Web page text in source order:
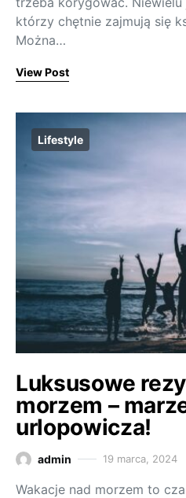
którzy chętnie zajmują się
Można…
View Post
Lifestyle
Luksusowe
morzem –
urlopowicza!
admin 19 marca, 2024
Wakacje nad morzem to